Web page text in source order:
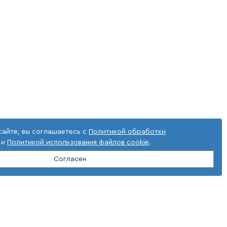
вы соглашаетесь с Политикой обработки
и Политикой использования файлов cookie.
Согласен